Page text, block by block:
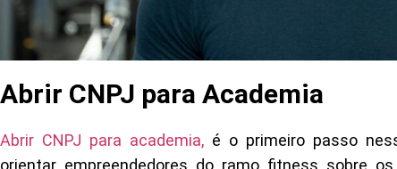
Abrir CNPJ para Academia
Abrir CNPJ para academia, é o primeiro passo